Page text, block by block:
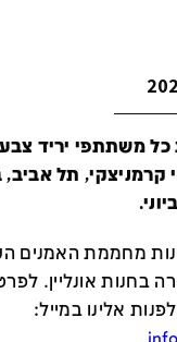
קרמניצקי, תל אביב,
מחממת האמנים
בחנות אונליין.
אלינו במייל: